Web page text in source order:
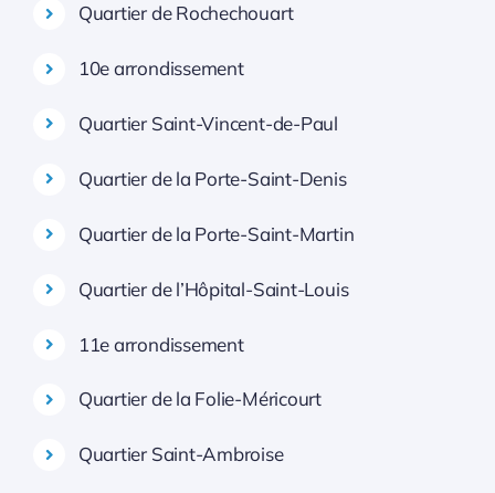
Quartier de Rochechouart
10e arrondissement
Quartier Saint-Vincent-de-Paul
Quartier de la Porte-Saint-Denis
Quartier de la Porte-Saint-Martin
Quartier de l’Hôpital-Saint-Louis
11e arrondissement
Quartier de la Folie-Méricourt
Quartier Saint-Ambroise